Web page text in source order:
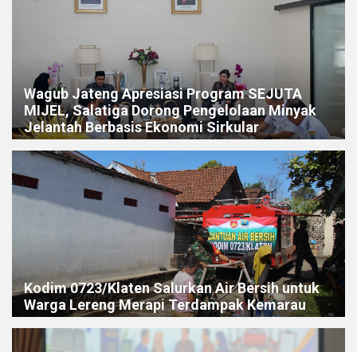
Wagub Jateng Apresiasi Program SEJUTA
MIJEL, Salatiga Dorong Pengelolaan Minyak
Jelantah Berbasis Ekonomi Sirkular
Kodim 0723/Klaten Salurkan Air Bersih untuk
Warga Lereng Merapi Terdampak Kemarau